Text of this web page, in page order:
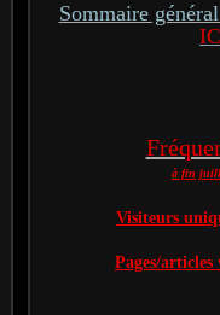
Sommaire
à fin
Visiteurs
Pages/articles